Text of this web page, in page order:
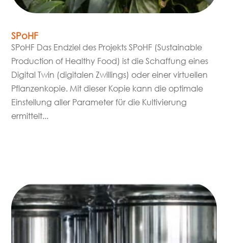
SPoHF
SPoHF Das Endziel des Projekts SPoHF (Sustainable
Production of Healthy Food) ist die Schaffung eines
Digital Twin (digitalen Zwillings) oder einer virtuellen
Pflanzenkopie. Mit dieser Kopie kann die optimale
Einstellung aller Parameter für die Kultivierung
ermittelt...